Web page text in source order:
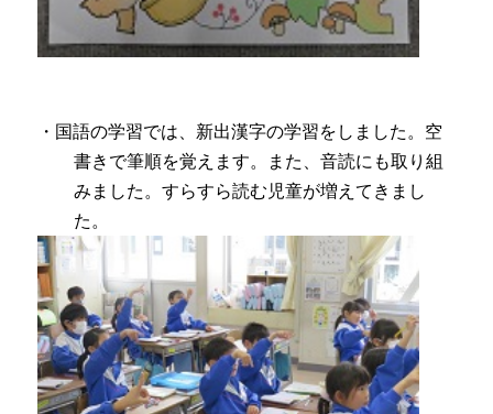
・国語の学習では、新出漢字の学習をしました。空
書きで筆順を覚えます。また、音読にも取り組
みました。すらすら読む児童が増えてきまし
た。